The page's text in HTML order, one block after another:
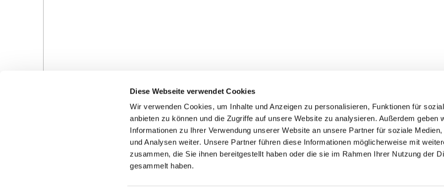
Diese Webseite verwendet Cookies
Wir verwenden Cookies, um Inhalte und Anzeigen zu personalisieren, Funktionen für
anbieten zu können und die Zugriffe auf unsere Website zu analysieren. Außerdem geben
Informationen zu Ihrer Verwendung unserer Website an unsere Partner für soziale Medien,
und Analysen weiter. Unsere Partner führen diese Informationen möglicherweise mit
zusammen, die Sie ihnen bereitgestellt haben oder die sie im Rahmen Ihrer Nutzung der
gesammelt haben.
Veranstaltungen in der
Pfarrei
Kontakte
Ansprechpersonen zum Schutz vor
sexualisierter Gewalt